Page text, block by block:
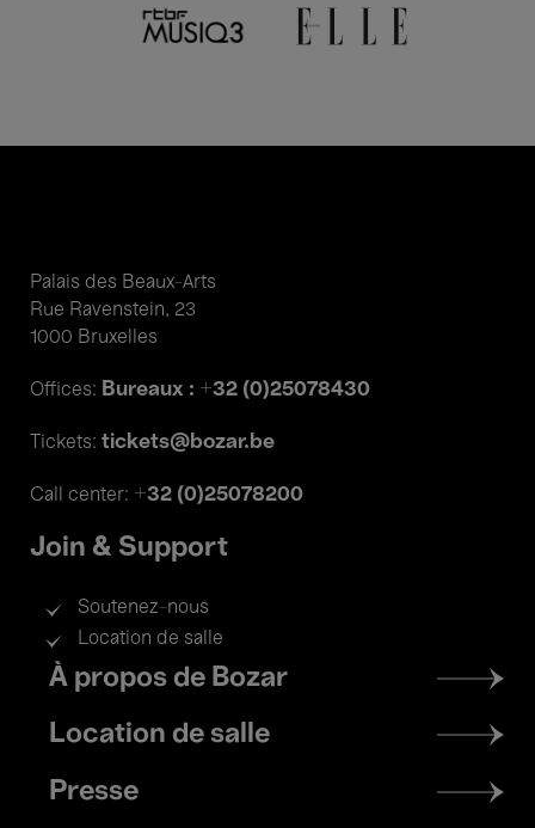
Palais des Beaux-Arts
Rue Ravenstein, 23
1000 Bruxelles
Offices: Bureaux : +32 (0)25078430
Tickets: tickets@bozar.be
Call center: +32 (0)25078200
Join & Support
Soutenez-nous
Location de salle
Footer
menu
À propos de Bozar
Location de salle
Presse